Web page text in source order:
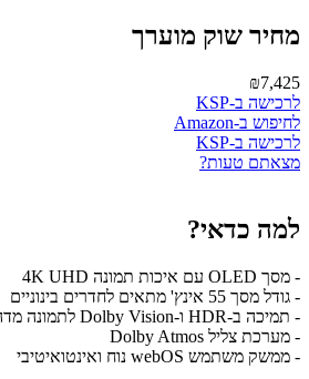
מחיר שוק מוערך
₪7,425
לרכישה ב-KSP
לחיפוש ב-Amazon
לרכישה ב-KSP
מצאתם טעות?
למה כדאי?
- מסך OLED עם איכות תמונה 4K UHD
- גודל מסך 55 אינץ' מתאים לחדרים בינוניים
- תמיכה ב-HDR ו-Dolby Vision לתמונה מדהימה ועשירה
- מערכת צליל Dolby Atmos
- ממשק משתמש webOS נוח ואינטואיטיבי